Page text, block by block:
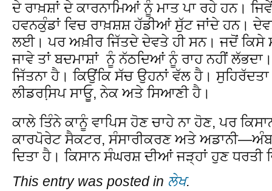
ਦੇ ਰਾਖ਼ਸ਼ਾਂ ਦੇ ਕਾਰਨਾਮਿਆਂ ਨੂੰ ਮਾਤ ਪਾ ਰਹੇ ਹਨ।
ਹਵਨਕੁੰਡਾਂ ਵਿਚ ਰਾਖ਼ਸ਼ਸ਼ ਹੱਡੀਆਂ ਸੁੱਟ ਜਾਂਦੇ ਹਨ।
ਲਈ। ਪਰ ਅਖ਼ੀਰ ਜਿੱਤਦੇ ਦੇਵਤੇ ਹੀ ਸਨ। ਜਦੋਂ
ਜਾਵੇ ਤਾਂ ਬਦਮਾਸ਼ਾਂ ਨੂੰ ਨੱਠਦਿਆਂ ਨੂੰ ਰਾਹ ਨਹੀਂ
ਜਿੱਤਨਾ ਹੈ। ਕਿਉਂਕਿ ਸੱਚ ਉਹਨਾਂ ਵੱਲ ਹੈ।
ਲੀਡਰਸਿ਼ਪ ਸਾਓੂ, ਨੇਕ ਅਤੇ ਸਿਆਣੀ ਹੈ।
ਕਾਲੇ ਤਿੰਨੇ ਕਾਨੂੰ ਵਾਪਿਸ ਹੋਣ ਚਾਹੇ ਨਾ ਹੋਣ, ਪਰ
ਕਾਰਪੋਰੇਟ ਸੈਕਟਰ, ਸੰਸਾਰੀਕਰਣ ਅਤੇ
ਦਿਤਾ ਹੈ। ਕਿਸਾਨ ਸੰਘਰਸ਼ ਦੀਆਂ ਜੜ੍ਹਾਂ ਹੁਣ
This entry was posted in ਲੇਖ.